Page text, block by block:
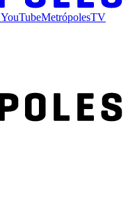
YouTubeMetrópolesTV